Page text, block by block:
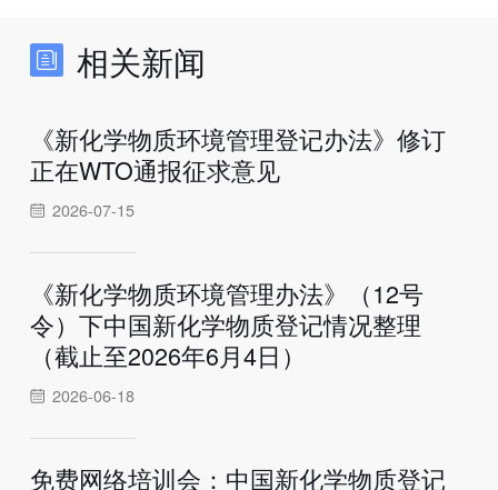
相关新闻
《新化学物质环境管理登记办法》修订
正在WTO通报征求意见
2026-07-15
《新化学物质环境管理办法》（12号
令）下中国新化学物质登记情况整理
（截止至2026年6月4日）
2026-06-18
免费网络培训会：中国新化学物质登记